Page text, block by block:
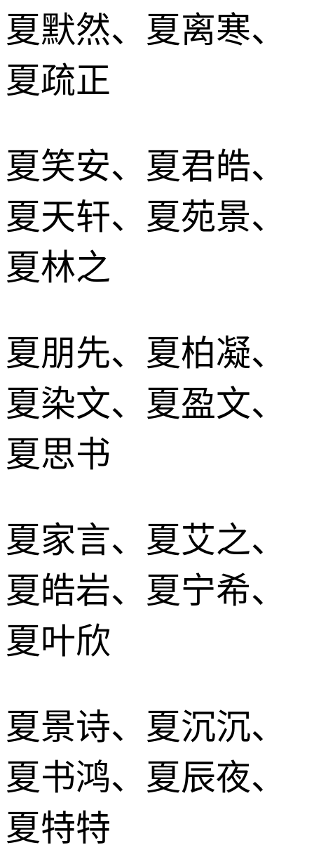
夏默然、夏离寒、
夏疏正
夏笑安、夏君皓、
夏天轩、夏苑景、
夏林之
夏朋先、夏柏凝、
夏染文、夏盈文、
夏思书
夏家言、夏艾之、
夏皓岩、夏宁希、
夏叶欣
夏景诗、夏沉沉、
夏书鸿、夏辰夜、
夏特特